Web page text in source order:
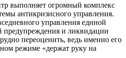
выполняет огромный комплекс
антикризисного управления.
управления единой
предупреждения и ликвидации
переоценить, ведь именно его
режиме «держат руку на